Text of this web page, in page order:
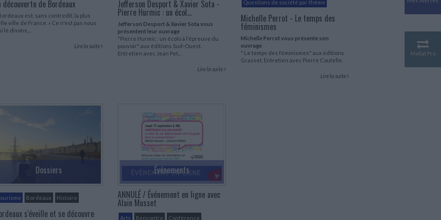
Mollat Pro
LITTÉRATURE DE VOYAGE
Récits des voyageurs et des
explorateurs
Relations et politiques
internationales
Sécurité nationale - Défense
Histoire moderne
Histoire contemporaine
BIOGRAPHIES HISTORIQUES
Biographies historiques
HISTOIRE - GÉNÉRALITÉS
Antiquité
Mythologies
GÉOGRAPHIE
Géographie - Démographie -
Territoire
Dictionnaires Français
Dictionnaires Bilingues
Langues universitaires -
Dictionnaires et méthodes
Méthodes Langues Grand public
découverte de Bordeaux
est, sans contredit, la plus
ville de France. » Ce n'est pas nous
le disons,...
Lire la suite
Jefferson Desport & Xavier Sota -
Pierre Hurmic : un écol...
Jefferson Desport & Xavier Sota vous
présentent leur ouvrage
"Pierre Hurmic : un écolo à l'épreuve du
pouvoir" aux éditions Sud-Ouest.
Entretien avec Jean Pet...
Lire la suite
Questions de société par thème
Michelle Perrot - Le temps des
féminismes
Michelle Perrot vous présente son
ouvrage
" Le temps des féminismes" aux éditions
Grasset. Entretien avec Pierre Coutelle.
Lire la suite
Dossiers
Bordeaux Histoire
s'éveille et se découvre
Événements
ANNULÉ / Événement en ligne avec
Alain Musset
Arts Rencontre
Conférence